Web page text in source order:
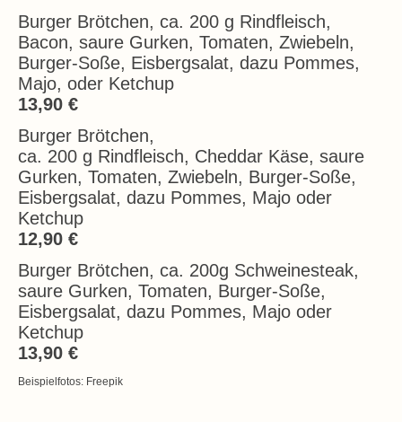
Burger Brötchen, ca. 200 g Rindfleisch,
Bacon, saure Gurken, Tomaten, Zwiebeln,
Burger-Soße, Eisbergsalat, dazu Pommes,
Majo, oder Ketchup
13,90 €
Burger Brötchen,
ca. 200 g Rindfleisch, Cheddar Käse, saure
Gurken, Tomaten, Zwiebeln, Burger-Soße,
Eisbergsalat, dazu Pommes, Majo oder
Ketchup
12,90 €
Burger Brötchen, ca. 200g Schweinesteak,
saure Gurken, Tomaten, Burger-Soße,
Eisbergsalat, dazu Pommes, Majo oder
Ketchup
13,90 €
Beispielfotos: Freepik